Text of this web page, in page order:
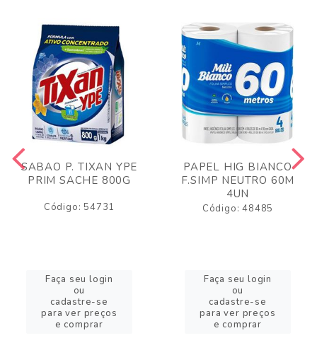
SABAO P. TIXAN YPE
PRIM SACHE 800G
Código: 54731
Faça seu login
ou
cadastre-se
para ver preços
e comprar
PAPEL HIG BIANCO
F.SIMP NEUTRO 60M
4UN
Código: 48485
Faça seu login
ou
cadastre-se
para ver preços
e comprar